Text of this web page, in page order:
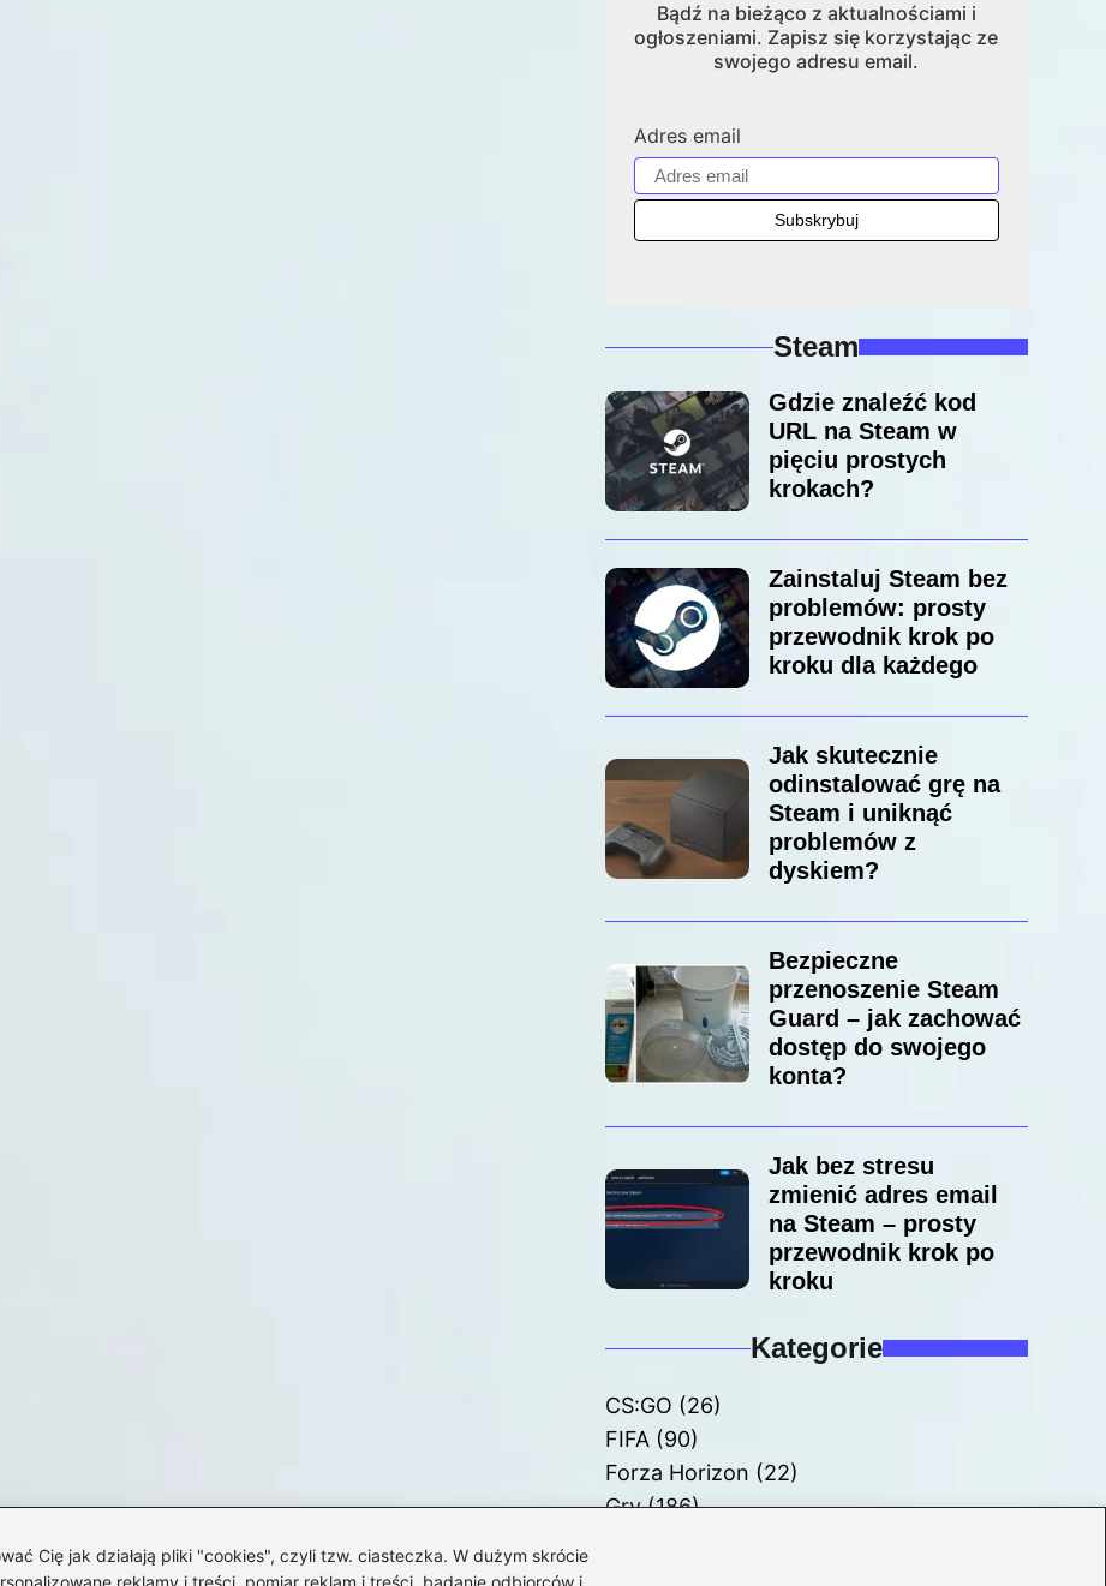
Cię jak działają pliki "cookies", czyli tzw. ciasteczka. W dużym skrócie
reklamy i treści, pomiar reklam i treści, badanie odbiorców i
Bądź na bieżąco z aktualnościami i
ogłoszeniami. Zapisz się korzystając ze
swojego adresu email.
Adres email
Steam
Gdzie znaleźć kod
URL na Steam w
pięciu prostych
krokach?
Zainstaluj Steam bez
problemów: prosty
przewodnik krok po
kroku dla każdego
Jak skutecznie
odinstalować grę na
Steam i uniknąć
problemów z
dyskiem?
Bezpieczne
przenoszenie Steam
Guard – jak zachować
dostęp do swojego
konta?
Jak bez stresu
zmienić adres email
na Steam – prosty
przewodnik krok po
kroku
Kategorie
CS:GO (26)
FIFA(90)
Forza Horizon (22)
Gry(186)